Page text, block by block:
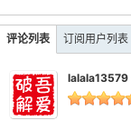
评论列表 订阅用户列表
lalala13579